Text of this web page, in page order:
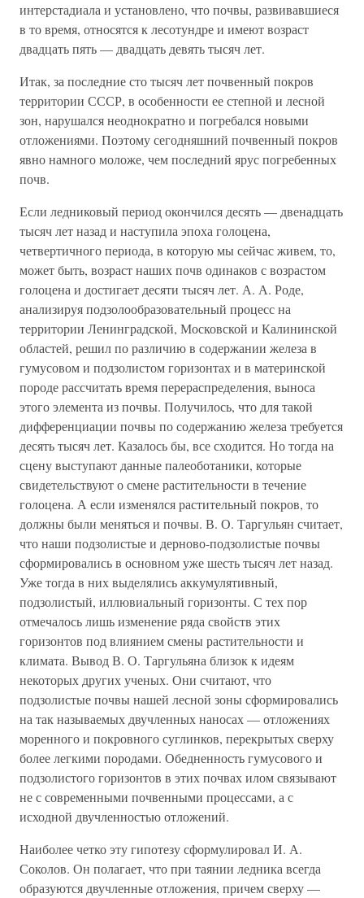
интерстадиала и установлено, что почвы, развивавшиеся
в то время, относятся к лесотундре и имеют возраст
двадцать пять — двадцать девять тысяч лет.
Итак, за последние сто тысяч лет почвенный покров
территории СССР, в особенности ее степной и лесной
зон, нарушался неоднократно и погребался новыми
отложениями. Поэтому сегодняшний почвенный покров
явно намного моложе, чем последний ярус погребенных
почв.
Если ледниковый период окончился десять — двенадцать
тысяч лет назад и наступила эпоха голоцена,
четвертичного периода, в которую мы сейчас живем, то,
может быть, возраст наших почв одинаков с возрастом
голоцена и достигает десяти тысяч лет. А. А. Роде,
анализируя подзолообразовательный процесс на
территории Ленинградской, Московской и Калининской
областей, решил по различию в содержании железа в
гумусовом и подзолистом горизонтах и в материнской
породе рассчитать время перераспределения, выноса
этого элемента из почвы. Получилось, что для такой
дифференциации почвы по содержанию железа требуется
десять тысяч лет. Казалось бы, все сходится. Но тогда на
сцену выступают данные палеоботаники, которые
свидетельствуют о смене растительности в течение
голоцена. А если изменялся растительный покров, то
должны были меняться и почвы. В. О. Таргульян считает,
что наши подзолистые и дерново-подзолистые почвы
сформировались в основном уже шесть тысяч лет назад.
Уже тогда в них выделялись аккумулятивный,
подзолистый, иллювиальный горизонты. С тех пор
отмечалось лишь изменение ряда свойств этих
горизонтов под влиянием смены растительности и
климата. Вывод В. О. Таргульяна близок к идеям
некоторых других ученых. Они считают, что
подзолистые почвы нашей лесной зоны сформировались
на так называемых двучленных наносах — отложениях
моренного и покровного суглинков, перекрытых сверху
более легкими породами. Обедненность гумусового и
подзолистого горизонтов в этих почвах илом связывают
не с современными почвенными процессами, а с
исходной двучленностью отложений.
Наиболее четко эту гипотезу сформулировал И. А.
Соколов. Он полагает, что при таянии ледника всегда
образуются двучленные отложения, причем сверху —